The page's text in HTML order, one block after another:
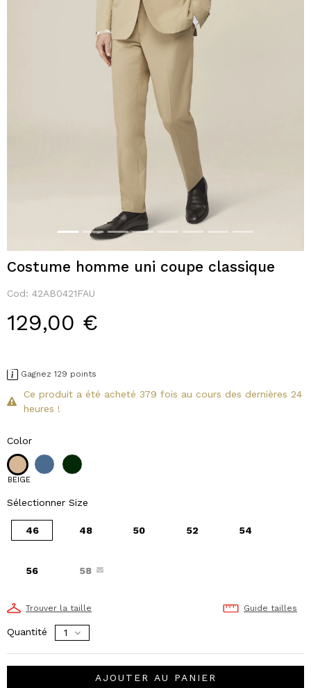
Costume homme uni coupe classique
Cod: 42AB0421FAU
129,00 €
Gagnez 129 points
Ce produit a été acheté 379 fois au cours des dernières 24
heures !
Color
BEIGE
Sélectionner Size
46 48 50 52 54
56 58
Trouver la taille Guide tailles
Quantité
AJOUTER AU PANIER